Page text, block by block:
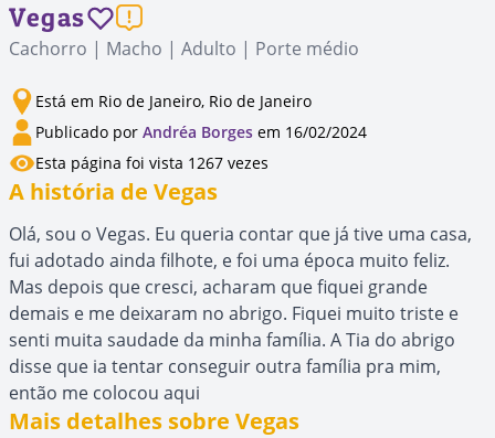
Vegas
Cachorro | Macho | Adulto | Porte médio
Está em Rio de Janeiro, Rio de Janeiro
Publicado por Andréa Borges em 16/02/2024
Esta página foi vista 1267 vezes
A história de Vegas
Olá, sou o Vegas. Eu queria contar que já tive uma casa,
fui adotado ainda filhote, e foi uma época muito feliz.
Mas depois que cresci, acharam que fiquei grande
demais e me deixaram no abrigo. Fiquei muito triste e
senti muita saudade da minha família. A Tia do abrigo
disse que ia tentar conseguir outra família pra mim,
então me colocou aqui
Mais detalhes sobre Vegas